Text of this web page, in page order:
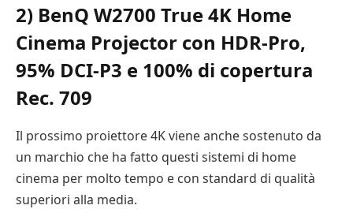
2) BenQ W2700 True 4K Home
Cinema Projector con HDR-Pro,
95% DCI-P3 e 100% di copertura
Rec. 709
Il prossimo proiettore 4K viene anche sostenuto da
un marchio che ha fatto questi sistemi di home
cinema per molto tempo e con standard di qualità
superiori alla media.